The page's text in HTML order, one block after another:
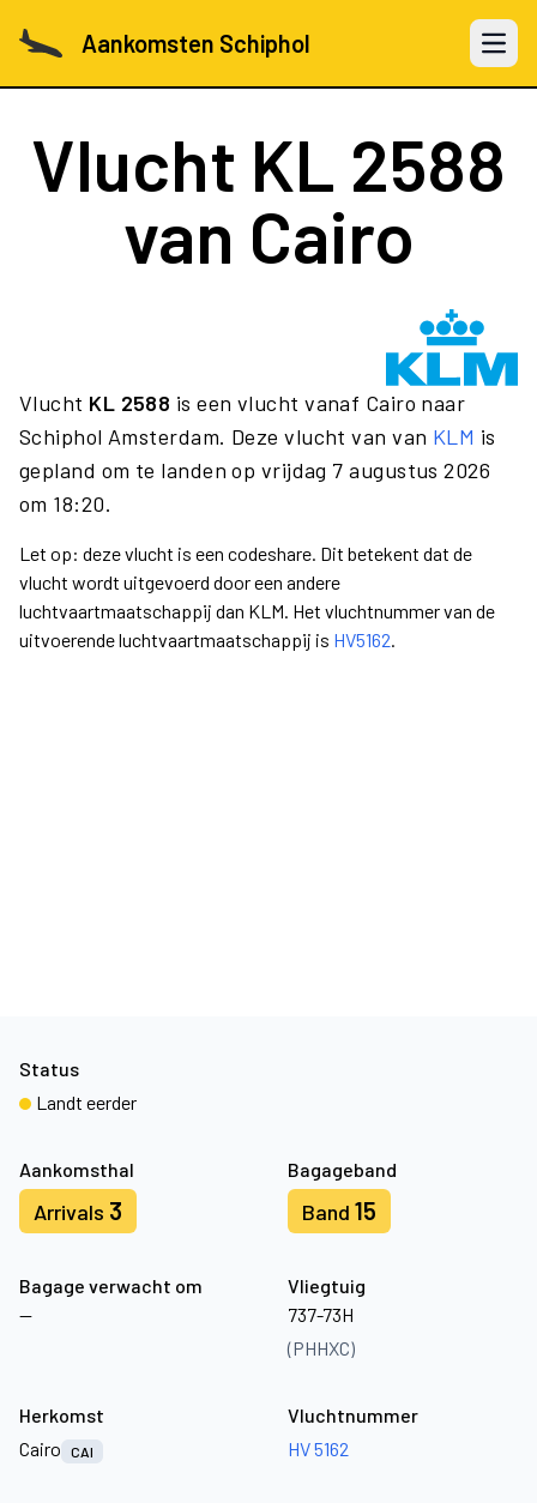
Aankomsten Schiphol Open
Vlucht KL 2588
van Cairo
Vlucht KL 2588 is een vlucht vanaf Cairo naar
Schiphol Amsterdam. Deze vlucht van van KLM is
gepland om te landen op vrijdag 7 augustus 2026
om 18:20.
Let op: deze vlucht is een codeshare. Dit betekent dat de
vlucht wordt uitgevoerd door een andere
luchtvaartmaatschappij dan KLM. Het vluchtnummer van de
uitvoerende luchtvaartmaatschappij is HV5162.
Aankomsthal
Arrivals 3
Bagageband
Band 15
Bagage verwacht om
—
Vliegtuig
737-73H
(PHHXC)
Status
Landt eerder
Herkomst
Cairo
CAI
Vluchtnummer
HV 5162